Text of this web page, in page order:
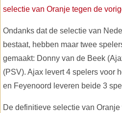
selectie van Oranje tegen de
Ondanks dat de selectie van
bestaat, hebben maar twee
gemaakt: Donny van de Beek
(PSV). Ajax levert 4 spelers voor
en Feyenoord leveren beide 3
De definitieve selectie van